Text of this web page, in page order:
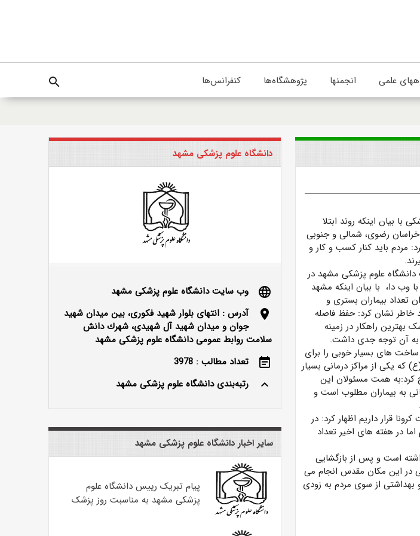
علمی انجمنها پژوهشگاه‌ها کنفرانس‌ها search
بیان اینکه روند ابتلا
۱۹ در سه استان خراسان رضوی، شمالی و جنوبی
مردم باید کنار کسب و کار و
دانشگاه علوم پزشکی مشهد در
وب دا، با بیان اینکه مشهد
بیماران بستری و
خاطر نشان کرد: حفظ فاصله
بهترین راهکار در زمینه
به آن توجه جدی داشت.
ساخت های بسیار خوبی را برای
و بیمارستان ۶۱۰ تختخوابی امام رضا(ع) که یکی از مراکز درمانی بسیار
کرد:به همت مسئولان این
به بیماران مطلوب است و
قرار داریم اظهار کرد: در
در هفته های اخیر تعداد
است و پس از بازگشایی
در این مکان مقدس انجام می
بهداشتی از سوی مردم به زودی
دانشگاه علوم پزشکی مشهد
language
وب سایت دانشگاه علوم پزشکی مشهد
location_on
آدرس : انتهای بلوار شهید فکوری، بین میدان شهید
جوان و میدان شهید آل شهیدی، شهرك دانش
سلامت روابط عمومی دانشگاه علوم پزشکی مشهد
event_note
تعداد مطالب : 3978
keyboard_arrow_up
رتبه‌بندی دانشگاه علوم پزشکی مشهد
سایر اخبار دانشگاه علوم پزشکی مشهد
پیام تبریک رییس دانشگاه علوم
پزشکی مشهد به مناسبت روز پزشک